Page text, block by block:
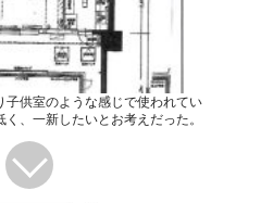
子供室のような感じで使われてい
、一新したいとお考えだった。